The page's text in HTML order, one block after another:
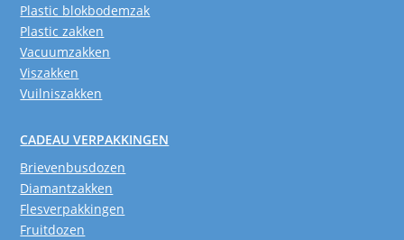
Plastic blokbodemzak
Plastic zakken
Vacuumzakken
Viszakken
Vuilniszakken
CADEAU VERPAKKINGEN
Brievenbusdozen
Diamantzakken
Flesverpakkingen
Fruitdozen